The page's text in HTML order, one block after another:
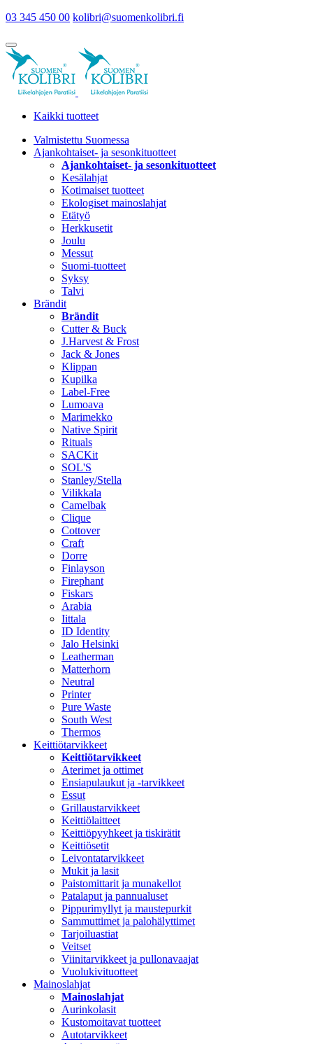
03 345 450 00 kolibri@suomenkolibri.fi
Kaikki tuotteet
Valmistettu Suomessa
Ajankohtaiset- ja sesonkituotteet
Ajankohtaiset- ja sesonkituotteet
Kesälahjat
Kotimaiset tuotteet
Ekologiset mainoslahjat
Etätyö
Herkkusetit
Joulu
Messut
Suomi-tuotteet
Syksy
Talvi
Brändit
Brändit
Cutter & Buck
J.Harvest & Frost
Jack & Jones
Klippan
Kupilka
Label-Free
Lumoava
Marimekko
Native Spirit
Rituals
SACKit
SOL'S
Stanley/Stella
Vilikkala
Camelbak
Clique
Cottover
Craft
Dorre
Finlayson
Firephant
Fiskars
Arabia
Iittala
ID Identity
Jalo Helsinki
Leatherman
Matterhorn
Neutral
Printer
Pure Waste
South West
Thermos
Keittiötarvikkeet
Keittiötarvikkeet
Aterimet ja ottimet
Ensiapulaukut ja -tarvikkeet
Essut
Grillaustarvikkeet
Keittiölaitteet
Keittiöpyyhkeet ja tiskirätit
Keittiösetit
Leivontatarvikkeet
Mukit ja lasit
Paistomittarit ja munakellot
Patalaput ja pannualuset
Pippurimyllyt ja maustepurkit
Sammuttimet ja palohälyttimet
Tarjoiluastiat
Veitset
Viinitarvikkeet ja pullonavaajat
Vuolukivituotteet
Mainoslahjat
Mainoslahjat
Aurinkolasit
Kustomoitavat tuotteet
Autotarvikkeet